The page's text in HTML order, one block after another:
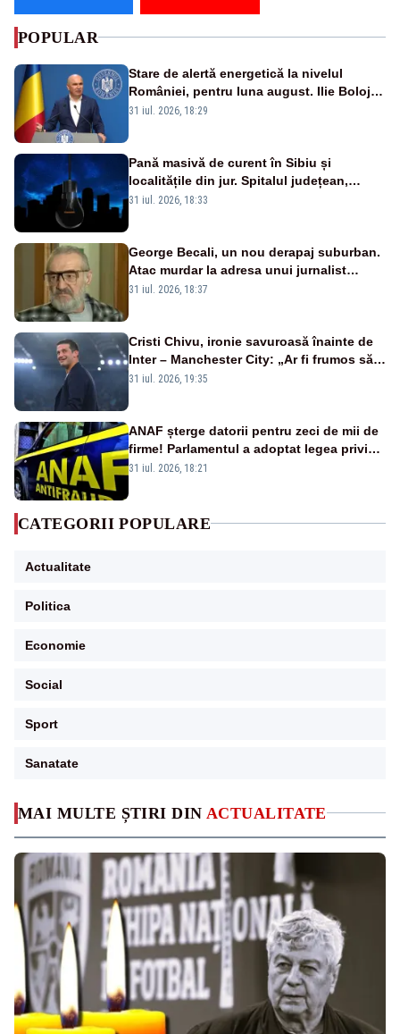
MAI MULTE ȘTIRI DIN ACTUALITATE
POPULAR
Stare de alertă energetică la nivelul
României, pentru luna august. Ilie Bolojan
a anunțat importuri și posibile restricții –
31 iul. 2026, 18:29
Pană masivă de curent în Sibiu și
localitățile din jur. Spitalul județean,
semafoarele, rețelele de telefonie, grav
31 iul. 2026, 18:33
George Becali, un nou derapaj suburban.
Atac murdar la adresa unui jurnalist
sportiv – AUDIO
31 iul. 2026, 18:37
Cristi Chivu, ironie savuroasă înainte de
Inter – Manchester City: „Ar fi frumos să
mai cumpărați și de la noi”
31 iul. 2026, 19:35
ANAF șterge datorii pentru zeci de mii de
firme! Parlamentul a adoptat legea privind
amnistia fiscală
31 iul. 2026, 18:21
CATEGORII POPULARE
Actualitate
Politica
Economie
Social
Sport
Sanatate